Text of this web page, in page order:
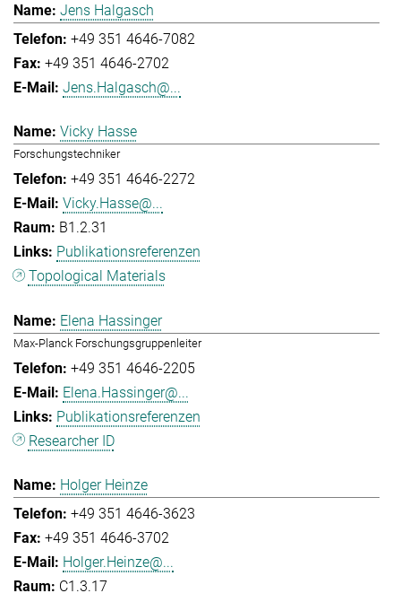
Jens Halgasch
+49 351 4646-7082
+49 351 4646-2702
Jens.Halgasch@...
Vicky Hasse
Forschungstechniker
+49 351 4646-2272
Vicky.Hasse@...
B1.2.31
Publikationsreferenzen
Topological Materials
Elena Hassinger
Max-Planck Forschungsgruppenleiter
+49 351 4646-2205
Elena.Hassinger@...
Publikationsreferenzen
Researcher ID
Holger Heinze
+49 351 4646-3623
+49 351 4646-3702
Holger.Heinze@...
C1.3.17